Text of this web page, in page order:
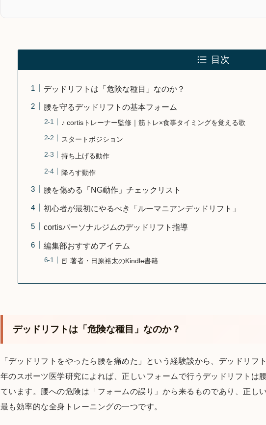
目次
デッドリフトは「危険な種目」なのか？
腰を守るデッドリフトの基本フォーム
♪ cortisトレーナー監修｜筋トレ×食事タイミングを覚える歌
スタートポジション
持ち上げる動作
降ろす動作
腰を傷める「NG動作」チェックリスト
初心者が最初にやるべき「ルーマニアンデッドリフト」
cortisパーソナルジムのデッドリフト指導
編集部おすすめアイテム
📕 著者・日原裕太のKindle書籍
デッドリフトは「危険な種目」なのか？
「デッドリフトをやったら腰を痛めた」という経験談から、デッドリ
年のスポーツ医学研究によれば、正しいフォームで行うデッドリフトは
ています。腰への危険は「フォームの誤り」から来るものであり、正し
最も効率的な全身トレーニングの一つです。